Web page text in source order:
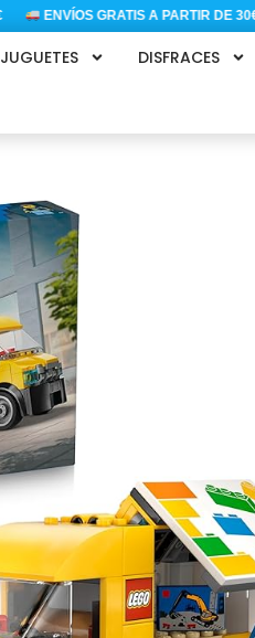
ENVÍOS GRATIS A PARTIR DE 30€
JUGUETES DISFRACES